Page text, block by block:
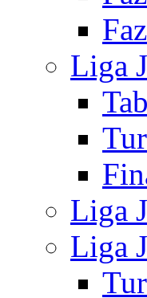
Liga
Liga
Liga